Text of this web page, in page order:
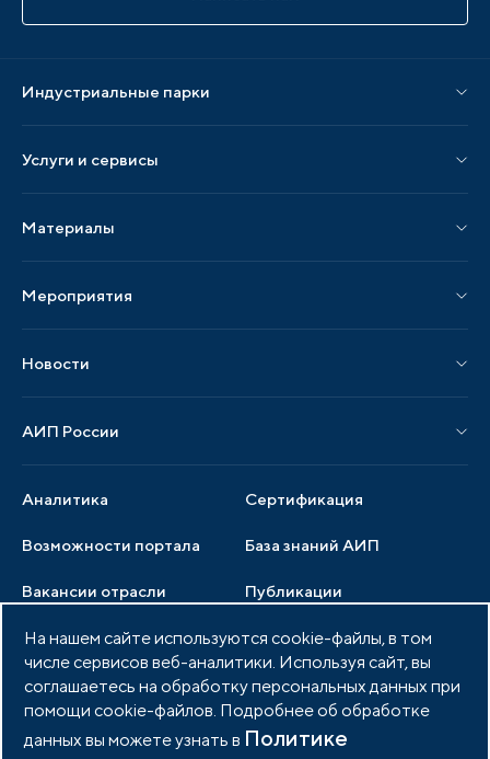
Индустриальные парки
Парки по регионам
Услуги и сервисы
Услуги по локализации
Аналитика Сертификация
Возможности портала
Материалы
Публикации СМИ и статьи
Образцы документов
База знаний АИП
Вакансии отрасли
Мероприятия
Мероприятия отрасли
Новости
Новости отрасли
Публикации
Медиатека Тендеры
АИП России
Члены ассоциации
Услуги ассоциации
Документы АИП
Партнеры ассоциации
Фото и видео
Членство в АИП Войти в личный кабинет
На нашем сайте используются cookie-файлы, в том
числе сервисов веб-аналитики. Используя сайт, вы
соглашаетесь на обработку персональных данных при
помощи cookie-файлов. Подробнее об обработке
данных вы можете узнать в Политике